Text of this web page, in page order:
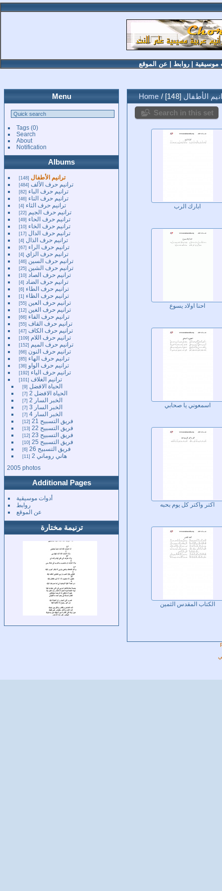
موسيقية |روابط عن الموقع
Menu
Tags(0)
Search
About
Notification
Albums
ترانيم الأطفال 148
ترانيم حرف الألف 484
ترانيم حرف الباء 82
ترانيم حرف التاء 46
ترانيم حرف الثاء 4
ترانيم حرف الجيم 22
ترانيم حرف الحاء 49
ترانيم حرف الخاء 10
ترانيم حرف الدال 17
ترانيم حرف الذال 4
ترانيم حرف الراء 67
ترانيم حرف الزاي 4
ترانيم حرف السين 46
ترانيم حرف الشين 25
ترانيم حرف الصاد 10
ترانيم حرف الضاد 4
ترانيم حرف الطاء 6
ترانيم حرف الظاء 1
ترانيم حرف العين 55
ترانيم حرف الغين 12
ترانيم حرف الفاء 66
ترانيم حرف القاف 55
ترانيم حرف الكاف 47
ترانيم حرف اللام 109
ترانيم حرف الميم 152
ترانيم حرف النون 66
ترانيم حرف الهاء 85
ترانيم حرف الواو 36
ترانيم حرف الياء 192
ترانيم الغلاف 101
الحياة الافضل 9
الحياة الافضل 2 7
الخبر السار 2 7
الخبر السار 3 7
الخبر السار 4 7
فريق التسبيح 21 12
فريق التسبيح 22 13
فريق التسبيح 23 12
فريق التسبيح 25 10
فريق التسبيح 26 6
هاني روماني 2 11
2005 photos
Additional Pages
أدوات موسيقية
روابط
عن الموقع
ترنيمة مختارة
Home / الأطفال 148
Search in this set
ابارك الرب
احنا اولاد يسوع
اسمعوني يا صحابي
اكتر واكتر كل يوم بحبه
الكتاب المقدس الثمين